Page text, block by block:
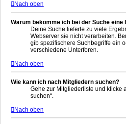
Nach oben
Warum bekomme ich bei der Suche eine
Deine Suche lieferte zu viele
Webserver sie nicht verarbeiten.
gib spezifischere Suchbegriffe ein
verschiedene Unterforen.
Nach oben
Wie kann ich nach Mitgliedern suchen?
Gehe zur Mitgliederliste und klicke
suchen“.
Nach oben